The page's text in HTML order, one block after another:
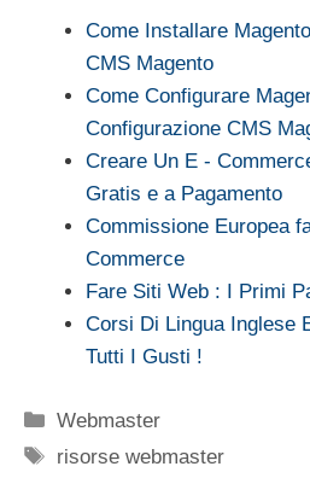
Come Installare
CMS Magento
Come Configurare
Configurazione CMS
Creare Un E -
Gratis e a Pagamento
Commissione Europea
Commerce
Fare Siti Web : I Primi
Corsi Di Lingua Inglese
Tutti I Gusti !
Categorie
Webmaster
Tag
risorse webmaster